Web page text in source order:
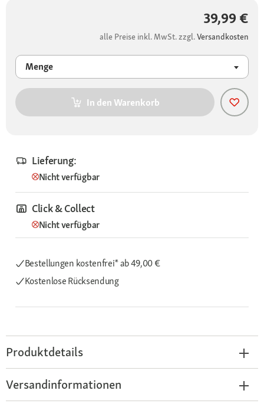
39,99 €
alle Preise inkl. MwSt. zzgl.Versandkosten
Menge
In den Warenkorb
Lieferung:
Nicht verfügbar
Click & Collect
Nicht verfügbar
Bestellungen kostenfrei*ab 49,00 €
Kostenlose Rücksendung
Produktdetails
Versandinformationen